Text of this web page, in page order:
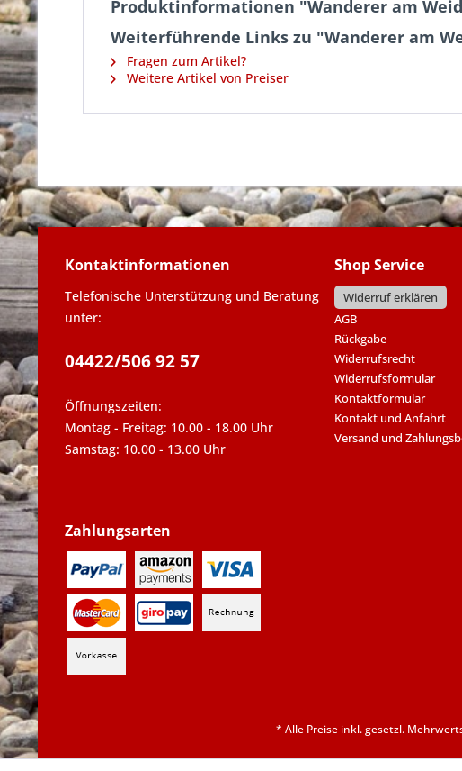
Produktinformationen "Wanderer am
Weiterführende Links zu "Wanderer am
Fragen zum Artikel?
Weitere Artikel von Preiser
Kontaktinformationen
Telefonische Unterstützung und Beratung
unter:
04422/506 92 57
Öffnungszeiten:
Montag - Freitag: 10.00 - 18.00 Uhr
Samstag: 10.00 - 13.00 Uhr
Shop Service
Widerruf erklären
AGB
Rückgabe
Widerrufsrecht
Widerrufsformular
Kontaktformular
Kontakt und Anfahrt
Versand und
Zahlungsarten
* Alle Preise inkl. gesetzl.